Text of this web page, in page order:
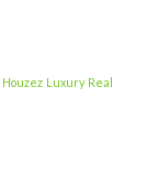
Houzez Luxury Real